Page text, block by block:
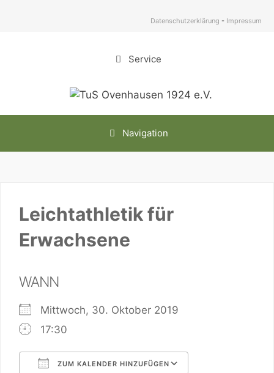
Datenschutzerklärung - Impressum
Service
Navigation
Leichtathletik für
Erwachsene
WANN
Mittwoch, 30. Oktober 2019
17:30
ZUM KALENDER HINZUFÜGEN